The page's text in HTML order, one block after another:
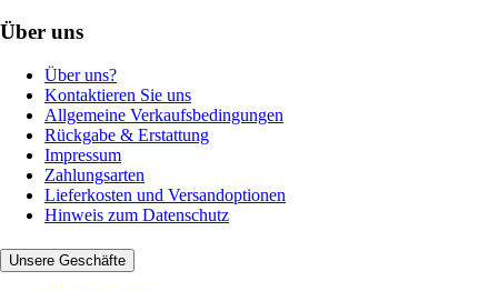
Über uns
Über uns?
Kontaktieren Sie uns
Allgemeine Verkaufsbedingungen
Rückgabe & Erstattung
Impressum
Zahlungsarten
Lieferkosten und Versandoptionen
Hinweis zum Datenschutz
Unsere Geschäfte